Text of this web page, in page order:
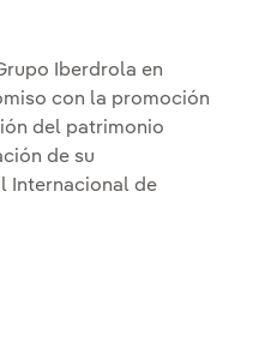
Iberdrola en
con la promoción
del patrimonio
de su
Internacional de
su apuesta por
su apuesta por
reafirma su